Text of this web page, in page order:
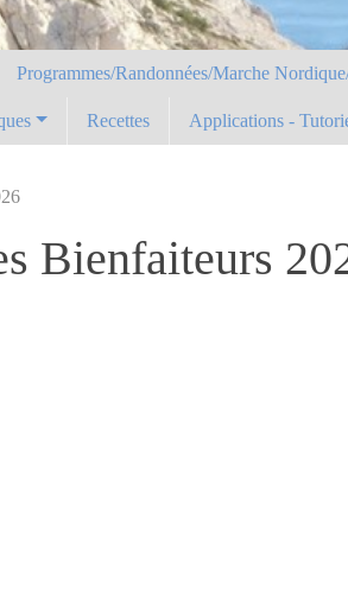
Programmes/Randonnées/Marche
Recettes Applications -
Bienfaiteurs